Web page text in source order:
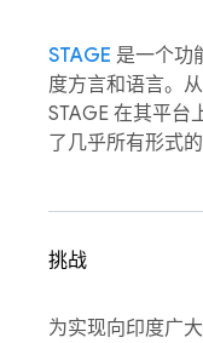
STAGE 是一个功
度方言和语言。
STAGE 在其平台
了几乎所有形式的
挑战
为实现向印度广